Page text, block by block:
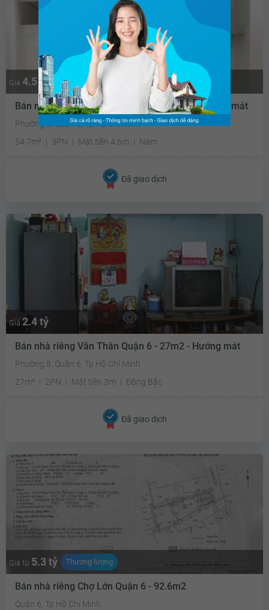
Giá 4.5 tỷ
Bán nhà riêng Văn Thân Quận 6 - 54.7m2 - Hướng mát
Phường 8, Quận 6, Tp Hồ Chí Minh
54.7m²
3PN Mặt tiền 4.6m Nam
Đã giao dịch
Giá 2.4 tỷ
Bán nhà riêng Văn Thân Quận 6 - 27m2 - Hướng mát
Phường 8, Quận 6, Tp Hồ Chí Minh
27m²
2PN Mặt tiền 3m Đông Bắc
Đã giao dịch
Giá từ 5.3 tỷ Thương lượng
Bán nhà riêng Chợ Lớn Quận 6 - 92.6m2
Quận 6, Tp Hồ Chí Minh